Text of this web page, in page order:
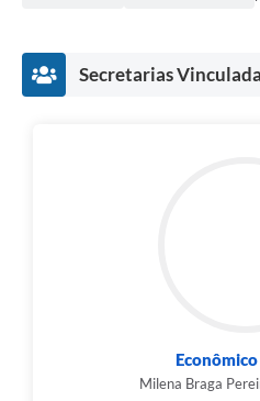
Secretarias
Econômico
Milena Braga